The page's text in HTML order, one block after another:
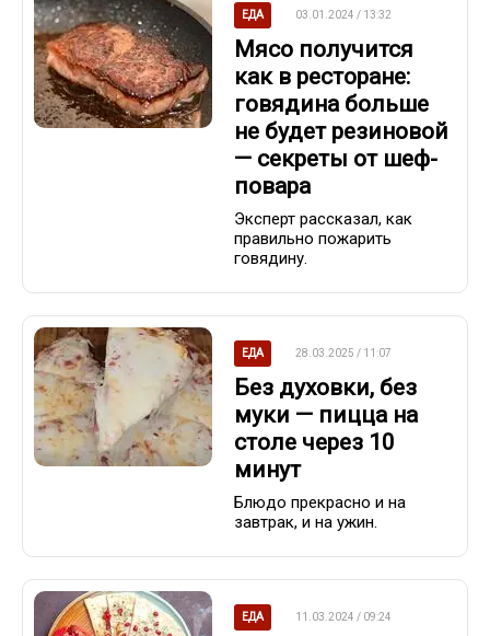
ЕДА 03.01.2024 / 13:32
Мясо получится
как в ресторане:
говядина больше
не будет резиновой
— секреты от шеф-
повара
Эксперт рассказал, как
правильно пожарить
говядину.
ЕДА 28.03.2025 / 11:07
Без духовки, без
муки — пицца на
столе через 10
минут
Блюдо прекрасно и на
завтрак, и на ужин.
ЕДА 11.03.2024 / 09:24